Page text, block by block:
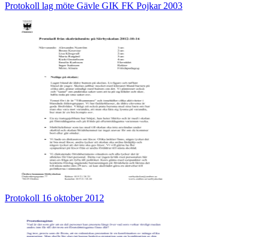
Protokoll lag möte Gävle GIK FK Pojkar 2003
Protokoll 16 oktober 2012